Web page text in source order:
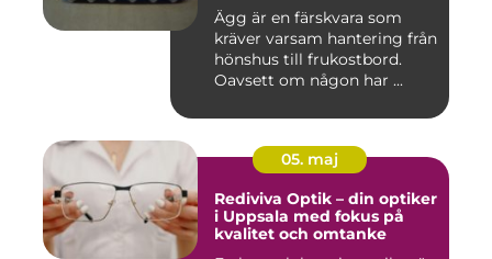
Ägg är en färskvara som
kräver varsam hantering från
hönshus till frukostbord.
Oavsett om någon har ...
05. maj
Rediviva Optik – din optiker
i Uppsala med fokus på
kvalitet och omtanke